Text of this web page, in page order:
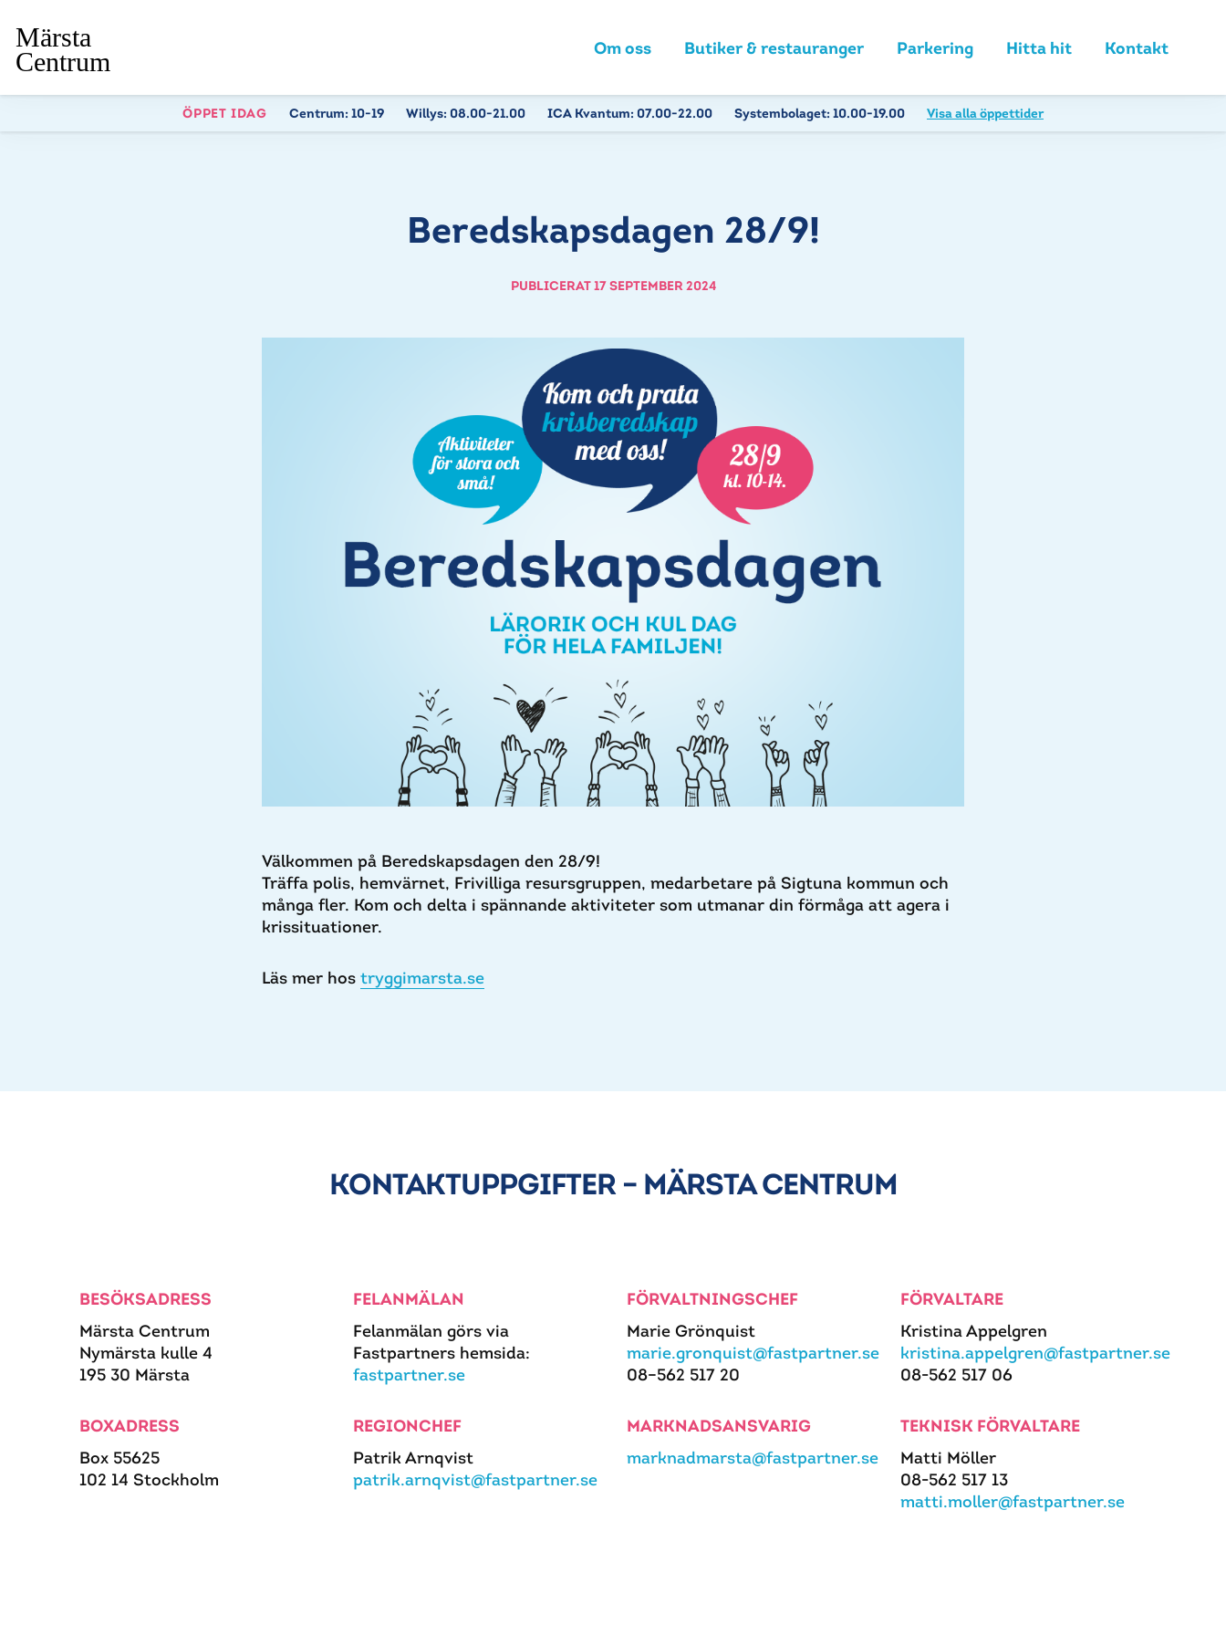
Om oss Butiker & restauranger Parkering Hitta hit Kontakt
ÖPPET IDAG Centrum: 10-19 Willys: 08.00-21.00 ICA Kvantum: 07.00-22.00 Systembolaget: 10.00-19.00 Visa alla öppettider
Beredskapsdagen 28/9!
PUBLICERAT 17 SEPTEMBER 2024
Välkommen på Beredskapsdagen den 28/9!
Träffa polis, hemvärnet, Frivilliga resursgruppen, medarbetare på Sigtuna kommun och
många fler. Kom och delta i spännande aktiviteter som utmanar din förmåga att agera i
krissituationer.
Läs mer hos tryggimarsta.se
KONTAKTUPPGIFTER – MÄRSTA CENTRUM
BESÖKSADRESS
Märsta Centrum
Nymärsta kulle 4
195 30 Märsta
BOXADRESS
Box 55625
102 14 Stockholm
FELANMÄLAN
Felanmälan görs via
Fastpartners hemsida:
fastpartner.se
REGIONCHEF
Patrik Arnqvist
patrik.arnqvist@fastpartner.se
FÖRVALTNINGSCHEF
Marie Grönquist
marie.gronquist@fastpartner.se
08–562 517 20
MARKNADSANSVARIG
marknadmarsta@fastpartner.se
FÖRVALTARE
Kristina Appelgren
kristina.appelgren@fastpartner.se
08-562 517 06
TEKNISK FÖRVALTARE
Matti Möller
08-562 517 13
matti.moller@fastpartner.se